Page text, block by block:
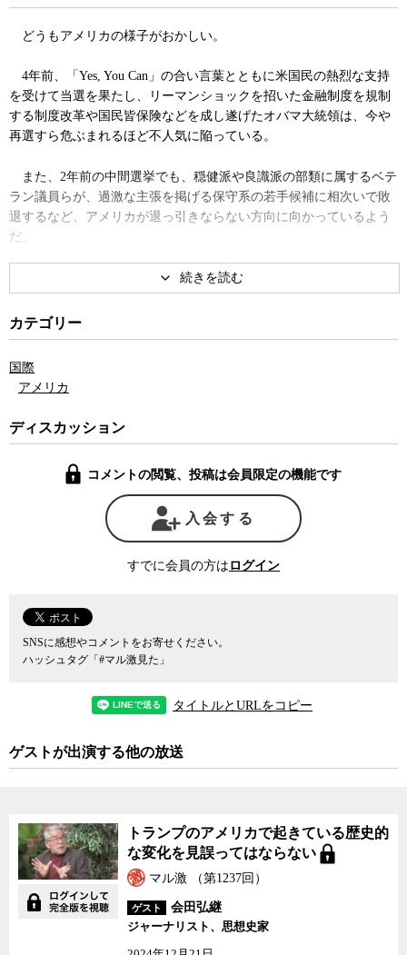
それでもなぜ、トランプは支持
されるのか
トランプ現象とアメリカ保守思
想
どうもアメリカの様子がおかしい。
4年前、「Yes, You Can」の合い言葉とともに米国民の熱烈な支持
を受けて当選を果たし、リーマンショックを招いた金融制度を規制
する制度改革や国民皆保険などを成し遂げたオバマ大統領は、今や
再選すら危ぶまれるほど不人気に陥っている。
また、2年前の中間選挙でも、穏健派や良識派の部類に属するベテ
ラン議員らが、過激な主張を掲げる保守系の若手候補に相次いで敗
退するなど、アメリカが退っ引きならない方向に向かっているよう
だ。
アメリカの政治思想史に詳しい共同通信論説委員長の会田弘継氏
は、こうしたアメリカの変化を、20世紀に圧倒的な軍事、経済力に
よって世界をリードしたアメリカの権勢が衰えを見せたことの裏返
しだと指摘する。20世紀は、世界中の人々がアメリカ社会に多くの
や中国の台頭などによって、アメリカの力が経済軍事両面で相対的
に低下したために、アメリカ社会の普遍性よりも、その特殊性がよ
は、結果的にアメリカ自身の基礎を掘り崩してしまった。パックス
アメリカーナの象徴とも呼ぶべき分厚く豊かな中流階級は無残に崩
壊し、不況と高い失業率に喘ぐ中、極端に保守的な主張をするティ
ーパーティーと呼ばれる政治勢力が大きな力を得ている。
ティーのような極端な保守主義はこれからも繰返し発作的に現れる
だろうが、それがアメリカ政治の主流となることはないだろうと予
想する。ティーパーティー運動は、国際政治経済でのアメリカの相
の、リバタリアン的なるものの最後の反撃と見るべきだと主張す
会田氏によると、ニクソン政権以降、南部での支持獲得に力を入
っていると言うのだ。しかし、氏は、共和党大統領選候補に確定し
ているロムニー氏はそんな南部化してしまった共和党をもう一度リ
ベラルな国民政党に戻すことができるかもしれない可能性を秘めた
候補だと話す。ロムニー氏の中にモルモン教徒として極貧の生活か
ら実業家として身を起こし政治家となった父ジョージ・ロムニー氏
カテゴリー
国際
アメリカ
ディスカッション
コメントの閲覧、投稿は会員限定の機能です
入会する
すでに会員の方は ログイン
SNSに感想やコメントをお寄せください。
ハッシュタグ「#マル激見た」
タイトルとURLをコピー
ゲストが出演する他の放送
トランプのアメリカで起きている歴史的
な変化を見誤ってはならない
マル激 （第1237回）
ゲスト
会田弘継
ジャーナリスト、思想史家